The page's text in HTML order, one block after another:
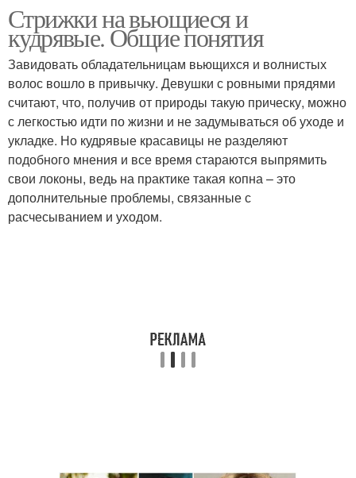
Короткие стрижки
волосы
Стрижки для круглого
лица
Модные стрижки
Кудрявая стрижка Стрижка с челкой
Стрижки на вьющиеся и
кудрявые. Общие понятия
Завидовать обладательницам вьющихся и волнистых
волос вошло в привычку. Девушки с ровными прядями
считают, что, получив от природы такую прическу, можно
с легкостью идти по жизни и не задумываться об уходе и
укладке. Но кудрявые красавицы не разделяют
подобного мнения и все время стараются выпрямить
свои локоны, ведь на практике такая копна – это
дополнительные проблемы, связанные с
расчесыванием и уходом.